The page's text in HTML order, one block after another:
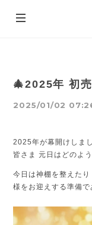
🎄2025年 初
2025/01/02
2025年が幕開けしま
皆さま 元日はどのよ
今日は神棚を整えた
様をお迎えする準備で